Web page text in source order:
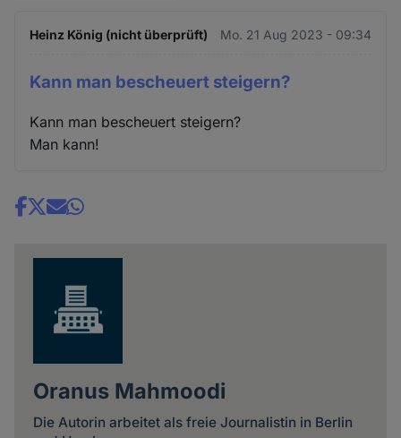
Heinz König (nicht überprüft) Mo. 21 Aug 2023 - 09:34
Kann man bescheuert steigern?
Kann man bescheuert steigern?
Man kann!
Share
Oranus Mahmoodi
Die Autorin arbeitet als freie Journalistin in Berlin